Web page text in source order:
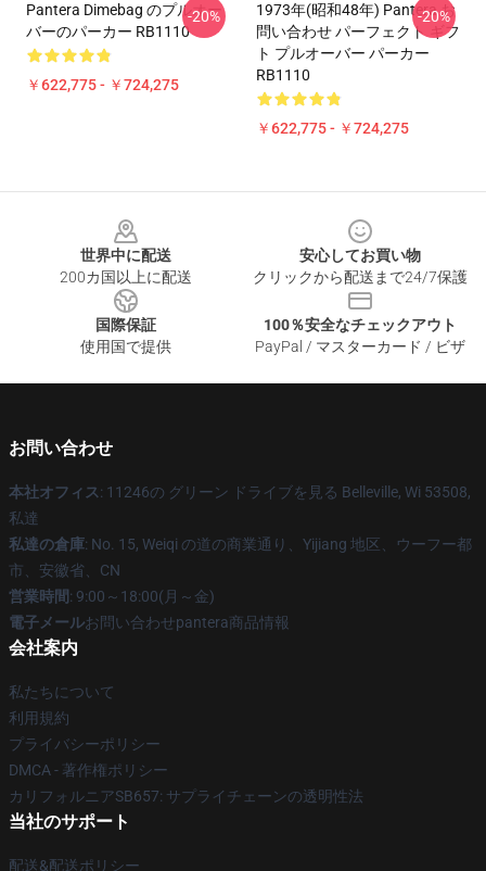
Pantera Dimebag のプルオー
バーのパーカー RB1110
￥622,775 - ￥724,275
-20%
1973年(昭和48年) Pantera お
問い合わせ パーフェクト ギフ
ト プルオーバー パーカー
RB1110
￥622,775 - ￥724,275
-20%
世界中に配送
200カ国以上に配送
安心してお買い物
クリックから配送まで24/7保護
国際保証
使用国で提供
100％安全なチェックアウト
PayPal / マスターカード / ビザ
お問い合わせ
本社オフィス: 11246の グリーン ドライブを見る Belleville, Wi 53508,
私達
私達の倉庫: No. 15, Weiqi の道の商業通り、Yijiang 地区、ウーフー都
市、安徽省、CN
営業時間: 9:00～18:00(月～金)
電子メールお問い合わせpantera商品情報
会社案内
私たちについて
利用規約
プライバシーポリシー
DMCA - 著作権ポリシー
カリフォルニアSB657: サプライチェーンの透明性法
当社のサポート
配送&配送ポリシー